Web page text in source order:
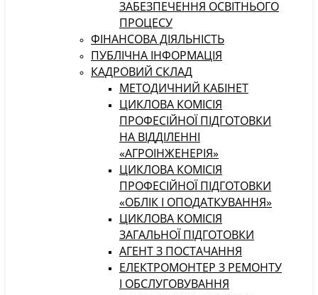
ЗАБЕЗПЕЧЕННЯ ОСВІТНЬОГО
ПРОЦЕСУ
ФІНАНСОВА ДІЯЛЬНІСТЬ
ПУБЛІЧНА ІНФОРМАЦІЯ
КАДРОВИЙ СКЛАД
МЕТОДИЧНИЙ КАБІНЕТ
ЦИКЛОВА КОМІСІЯ
ПРОФЕСІЙНОЇ ПІДГОТОВКИ
НА ВІДДІЛЕННІ
«АГРОІНЖЕНЕРІЯ»
ЦИКЛОВА КОМІСІЯ
ПРОФЕСІЙНОЇ ПІДГОТОВКИ
«ОБЛІК І ОПОДАТКУВАННЯ»
ЦИКЛОВА КОМІСІЯ
ЗАГАЛЬНОЇ ПІДГОТОВКИ
АГЕНТ З ПОСТАЧАННЯ
ЕЛЕКТРОМОНТЕР З РЕМОНТУ
І ОБСЛУГОВУВАННЯ